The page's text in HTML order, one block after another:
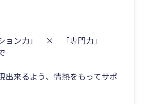
ション力」 × 「専門力」
出来るよう、情熱をもってサポ